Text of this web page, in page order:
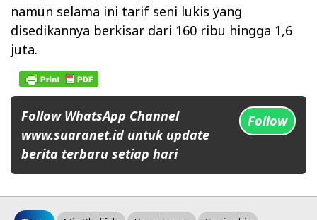
namun selama ini tarif seni lukis yang
disedikannya berkisar dari 160 ribu hingga 1,6
juta.
Follow WhatsApp Channel
www.suaranet.id untuk update
berita terbaru setiap hari
Follow